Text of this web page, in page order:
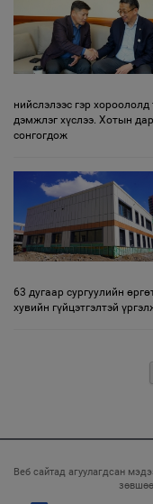
нийслэлээс гэр
дэмжлэг хүслээ. Хотын
сонгогдож
63 дугаар сургуулийн
хувийн гүйцэтгэлтэй
Веб сайтад агуулагдсан